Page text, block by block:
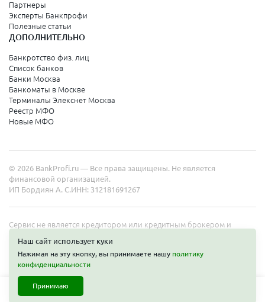
Партнеры
Эксперты Банкпрофи
Полезные статьи
ДОПОЛНИТЕЛЬНО
Банкротство физ. лиц
Список банков
Банки Москва
Банкоматы в Москве
Терминалы Элекснет Москва
Реестр МФО
Новые МФО
© 2026 BankProfi.ru — Все права защищены. Не является
финансовой организацией.
ИП Бордиян А. С.ИНН: 312181691267
Сервис не является кредитором или кредитным брокером и
на сайте не является публичной офертой. Полные условия услуг
уточняйте на сайте организаций.
Наш сайт использует куки
Нажимая на эту кнопку, вы принимаете нашу политику
конфиденциальности
Принимаю